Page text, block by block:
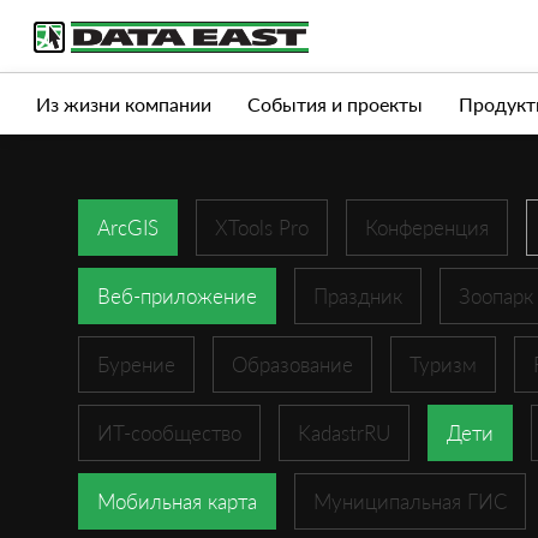
Услуги Продукты Истории успеха
Из жизни компании События и проекты
ArcGIS XTools Pro Конференция
Веб-приложение Праздник Зоопарк
Бурение Образование Туризм
ИТ-сообщество KadastrRU Дети
Мобильная карта Муниципальная ГИС